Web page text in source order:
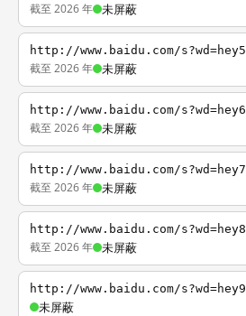
截至 2026 年 未屏蔽
http://www.baidu.com/s?wd=hey5
截至 2026 年 未屏蔽
http://www.baidu.com/s?wd=hey6
截至 2026 年 未屏蔽
http://www.baidu.com/s?wd=hey7
截至 2026 年 未屏蔽
http://www.baidu.com/s?wd=hey8
截至 2026 年 未屏蔽
http://www.baidu.com/s?wd=hey9
未屏蔽